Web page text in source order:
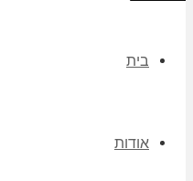
בית
אודות